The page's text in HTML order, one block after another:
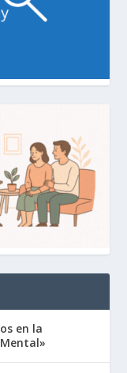
en la